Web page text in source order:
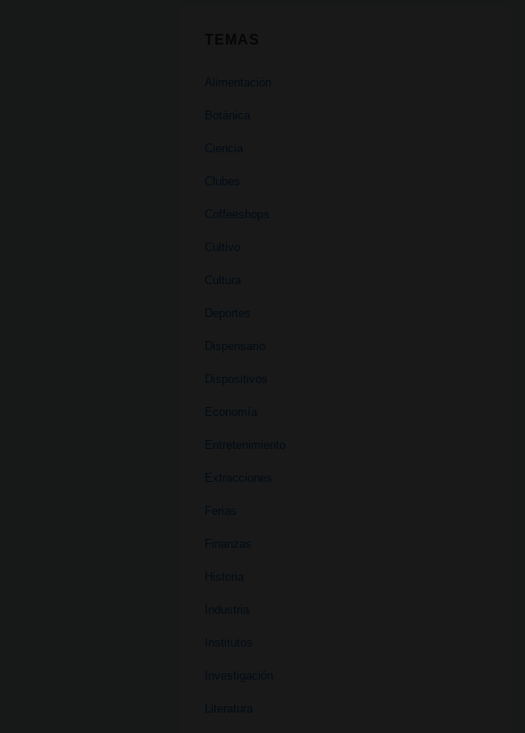
Alimentación
Botánica
Ciencia
Clubes
Coffeeshops
Cultivo
Cultura
Deportes
Dispensario
Dispositivos
Economía
Entretenimiento
Extracciones
Ferias
Finanzas
Historia
Industria
Institutos
Investigación
Literatura